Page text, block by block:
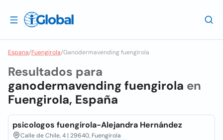
Espana/Fuengirola/Ganodermavending fuengirola
Resultados para
ganodermavending fuengirola en
Fuengirola, España
psicologos fuengirola-Alejandra Hernández
Calle de Chile, 4 | 29640, Fuengirola